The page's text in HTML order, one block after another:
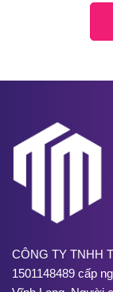
CÔNG TY TNHH
1501148489 cấp